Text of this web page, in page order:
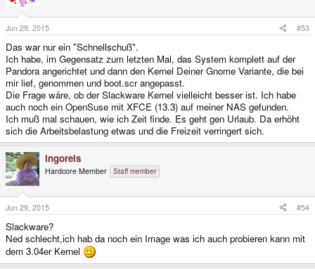
Jun 29, 2015 #53
Das war nur ein "Schnellschuß".
Ich habe, im Gegensatz zum letzten Mal, das System komplett auf der
Pandora angerichtet und dann den Kernel Deiner Gnome Variante, die bei
mir lief, genommen und boot.scr angepasst.
Die Frage wäre, ob der Slackware Kernel vielleicht besser ist. Ich habe
auch noch ein OpenSuse mit XFCE (13.3) auf meiner NAS gefunden.
Ich muß mal schauen, wie ich Zeit finde. Es geht gen Urlaub. Da erhöht
sich die Arbeitsbelastung etwas und die Freizeit verringert sich.
ingoreis
Hardcore Member Staff member
Jun 29, 2015 #54
Slackware?
Ned schlecht,ich hab da noch ein Image was ich auch probieren kann mit
dem 3.04er Kernel